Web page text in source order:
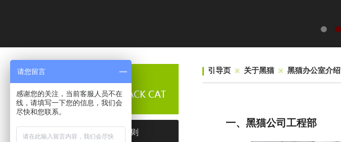
我们的准则
引导页 ※ 关于黑猫 ※ 黑猫办公室介绍
一、黑猫公司工程部
请您留言
感谢您的关注，当前客服人员不在
线，请填写一下您的信息，我们会
尽快和您联系。